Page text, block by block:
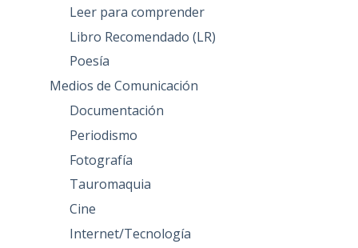
Leer para comprender
Libro Recomendado (LR)
Poesía
Medios de Comunicación
Documentación
Periodismo
Fotografía
Tauromaquia
Cine
Internet/Tecnología